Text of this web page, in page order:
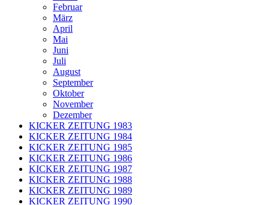
Februar
März
April
Mai
Juni
Juli
August
September
Oktober
November
Dezember
KICKER ZEITUNG 1983
KICKER ZEITUNG 1984
KICKER ZEITUNG 1985
KICKER ZEITUNG 1986
KICKER ZEITUNG 1987
KICKER ZEITUNG 1988
KICKER ZEITUNG 1989
KICKER ZEITUNG 1990